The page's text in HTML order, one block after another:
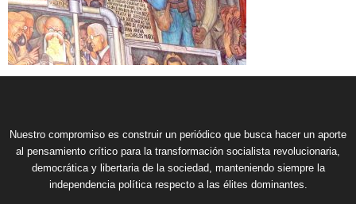
Nuestro compromiso es construir un periódico que busca hacer un aporte
al pensamiento crítico para la transformación socialista revolucionaria,
democrática y libertaria de la sociedad, manteniendo siempre la
independencia política respecto a las élites dominantes.